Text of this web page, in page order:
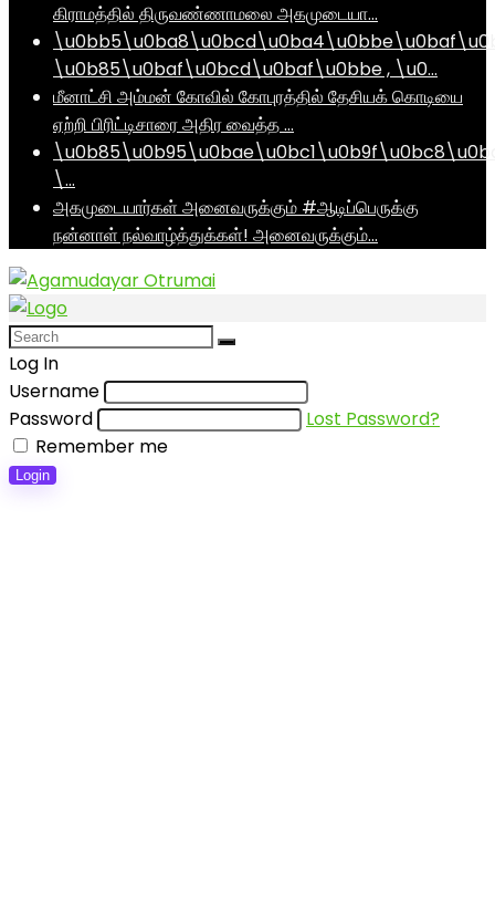
கிராமத்தில் திருவண்ணாமலை அகமுடையா…
\u0b85\u0baf\u0bcd\u0baf\u0bbe , \u0…
மீனாட்சி அம்மன் கோவில் கோபுரத்தில் தேசியக் கொடியை
ஏற்றி பிரிட்டிசாரை அதிர வைத்த …
\…
அகமுடையார்கள் அனைவருக்கும் #ஆடிப்பெருக்கு
நன்னாள் நல்வாழ்த்துக்கள்! அனைவருக்கும்…
Log In
Username
Password
Lost Password?
Remember me
Login